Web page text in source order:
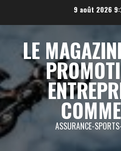
9 août 2026
LE
ASSURANCE-